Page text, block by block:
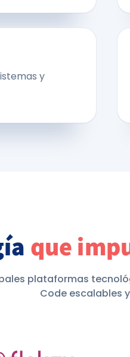
y
que
plataformas
Code escalables